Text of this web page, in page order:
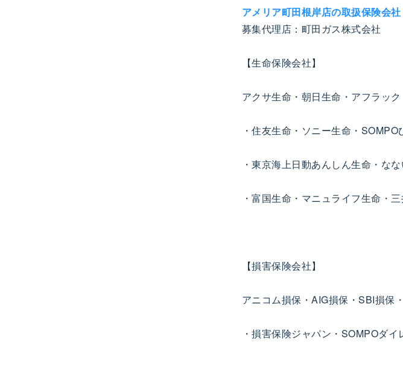
アメリア町田根岸店の取扱保険会社
募集代理店：町田ガス株式会社
【生命保険会社】
アクサ生命・朝日生命・アフラッ
・住友生命・ソニー生命・
・東京海上日動あんしん生命・な
・富国生命・マニュライフ生命・
【損害保険会社】
アニコム損保・AIG損保・SBI損保
・損害保険ジャパン・SOMPOダ